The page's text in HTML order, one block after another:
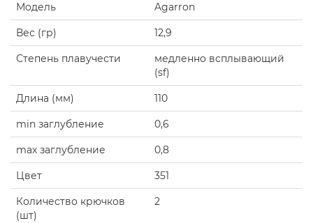
Модель Agarron
Вес (гр) 12,9
Степень плавучести
медленно всплывающий
(sf)
Длина (мм) 110
min заглубление 0,6
max заглубление 0,8
Цвет 351
Количество крючков
(шт)
2